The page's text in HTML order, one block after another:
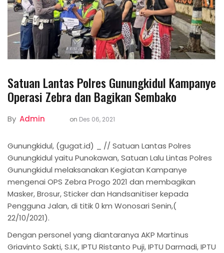
Satuan Lantas Polres Gunungkidul Kampanye
Operasi Zebra dan Bagikan Sembako
By Admin on Des 06, 2021
Gunungkidul, (gugat.id) _ // Satuan Lantas Polres
Gunungkidul yaitu Punokawan, Satuan Lalu Lintas Polres
Gunungkidul melaksanakan Kegiatan Kampanye
mengenai OPS Zebra Progo 2021 dan membagikan
Masker, Brosur, Sticker dan Handsanitiser kepada
Pengguna Jalan, di titik 0 km Wonosari Senin,(
22/10/2021).
Dengan personel yang diantaranya AKP Martinus
Griavinto Sakti, S.I.K, IPTU Ristanto Puji, IPTU Darmadi, IPTU